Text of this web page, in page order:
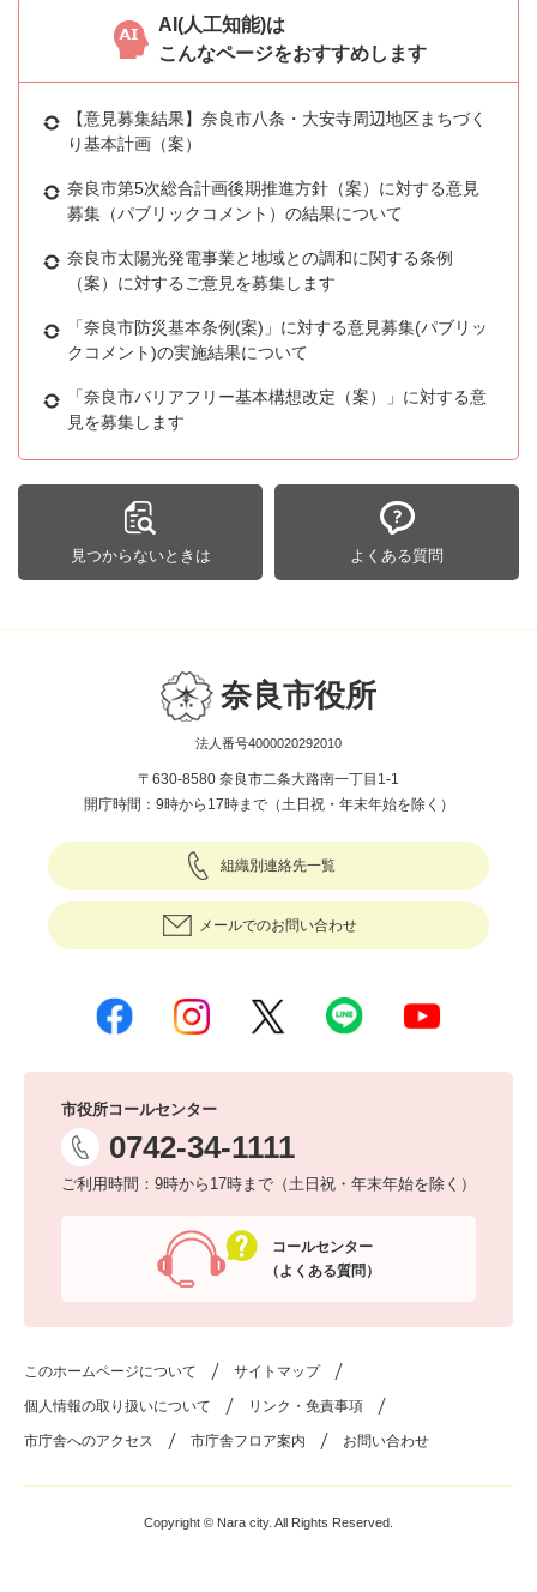
AI(人工知能)は
こんなページをおすすめします
【意見募集結果】奈良市八条・大安寺周辺地区まちづく
り基本計画（案）
奈良市第5次総合計画後期推進方針（案）に対する意見
募集（パブリックコメント）の結果について
奈良市太陽光発電事業と地域との調和に関する条例
（案）に対するご意見を募集します
「奈良市防災基本条例(案)」に対する意見募集(パブリッ
クコメント)の実施結果について
「奈良市バリアフリー基本構想改定（案）」に対する意
見を募集します
見つからないときは よくある質問
奈良市役所
法人番号4000020292010
〒630-8580 奈良市二条大路南一丁目1-1
開庁時間：9時から17時まで（土日祝・年末年始を除く）
組織別連絡先一覧
メールでのお問い合わせ
市役所コールセンター
0742-34-1111
ご利用時間：9時から17時まで（土日祝・年末年始を除く）
コールセンター
（よくある質問）
このホームページについて サイトマップ
個人情報の取り扱いについて リンク・免責事項
市庁舎へのアクセス 市庁舎フロア案内 お問い合わせ
Copyright © Nara city. All Rights Reserved.